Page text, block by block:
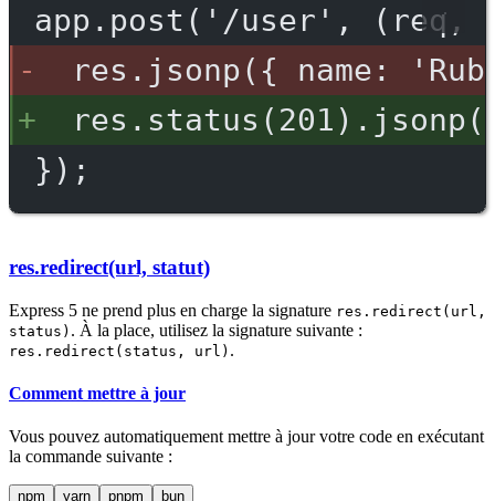
app.post('/user', (req,
res.jsonp({ name:
});
res.redirect(url, statut)
Express 5 ne prend plus en charge la signature res.redirect(url,
status) . À la place, utilisez la signature suivante :
res.redirect(status, url) .
Comment mettre à jour
Vous pouvez automatiquement mettre à jour votre code en exécutant
la commande suivante :
npm yarn pnpm bun